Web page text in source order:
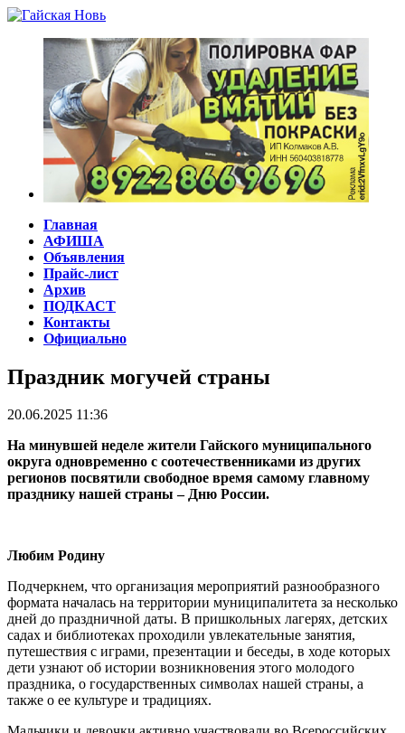
Главная
АФИША
Объявления
Прайс-лист
Архив
ПОДКАСТ
Контакты
Официально
Праздник могучей страны
20.06.2025 11:36
На минувшей неделе жители Гайского муниципального
округа одновременно с соотечественниками из других
регионов посвятили свободное время самому главному
празднику нашей страны – Дню России.
Любим Родину
Подчеркнем, что организация мероприятий разнообразного
формата началась на территории муниципалитета за несколько
дней до праздничной даты. В пришкольных лагерях, детских
садах и библиотеках проходили увлекательные занятия,
путешествия с играми, презентации и беседы, в ходе которых
дети узнают об истории возникновения этого молодого
праздника, о государственных символах нашей страны, а
также о ее культуре и традициях.